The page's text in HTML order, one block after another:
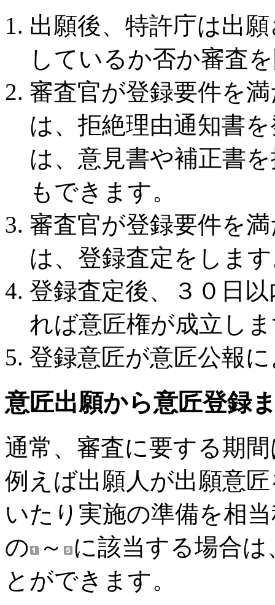
出願後、特許庁は出
しているか否か審査
審査官が登録要件を
は、拒絶理由通知書
は、意見書や補正書
もできます。
審査官が登録要件を
は、登録査定をしま
登録査定後、３０日
れば意匠権が成立し
登録意匠が意匠公報
意匠出願から意匠登録
通常、審査に要する期
例えば出願人が出願意
いたり実施の準備を相
の
～
に該当する場合
とができます。